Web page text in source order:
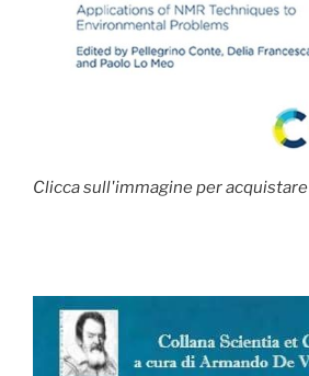
Clicca sull'immagine per acquistare